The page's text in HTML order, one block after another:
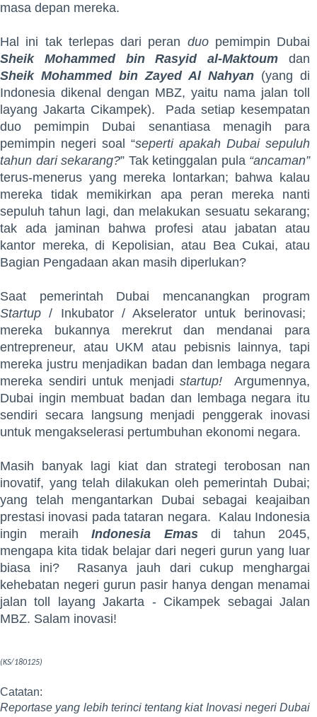
masa depan mereka.
Hal ini tak terlepas dari peran duopemimpin Dubai
Sheik Mohammed bin Rasyid al-Maktoum dan
Sheik Mohammed bin Zayed Al Nahyan (yang di
Indonesia dikenal dengan MBZ, yaitu nama jalan toll
layang Jakarta Cikampek). Pada setiap kesempatan
duo pemimpin Dubai senantiasa menagih para
pemimpin negeri soal “seperti apakah Dubai sepuluh
tahun dari sekarang?” Tak ketinggalan pula “ancaman”
terus-menerus yang mereka lontarkan; bahwa kalau
mereka tidak memikirkan apa peran mereka nanti
sepuluh tahun lagi, dan melakukan sesuatu sekarang;
tak ada jaminan bahwa profesi atau jabatan atau
kantor mereka, di Kepolisian, atau Bea Cukai, atau
Bagian Pengadaan akan masih diperlukan?
Saat pemerintah Dubai mencanangkan program
Startup / Inkubator / Akselerator untuk berinovasi;
mereka bukannya merekrut dan mendanai para
entrepreneur, atau UKM atau pebisnis lainnya, tapi
mereka justru menjadikan badan dan lembaga negara
mereka sendiri untuk menjadi startup! Argumennya,
Dubai ingin membuat badan dan lembaga negara itu
sendiri secara langsung menjadi penggerak inovasi
untuk mengakselerasi pertumbuhan ekonomi negara.
Masih banyak lagi kiat dan strategi terobosan nan
inovatif, yang telah dilakukan oleh pemerintah Dubai;
yang telah mengantarkan Dubai sebagai keajaiban
prestasi inovasi pada tataran negara. Kalau Indonesia
ingin meraihIndonesia Emasdi tahun 2045,
mengapa kita tidak belajar dari negeri gurun yang luar
biasa ini? Rasanya jauh dari cukup menghargai
kehebatan negeri gurun pasir hanya dengan menamai
jalan toll layang Jakarta - Cikampek sebagai Jalan
MBZ. Salam inovasi!
(KS/180125)
Catatan:
Reportase yang lebih terinci tentang kiat Inovasi negeri Dubai